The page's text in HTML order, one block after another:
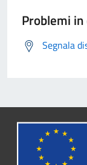
Problemi
Segnala